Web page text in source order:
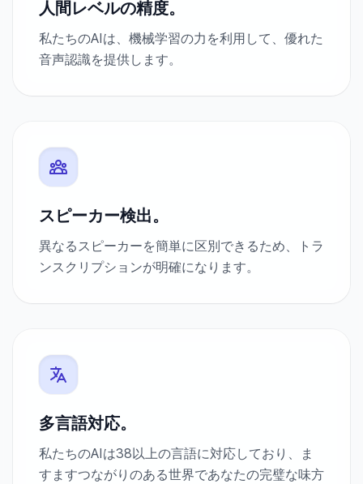
人間レベルの精度。
私たちのAIは、機械学習の力を利用して、優れた
音声認識を提供します。
スピーカー検出。
異なるスピーカーを簡単に区別できるため、トラ
ンスクリプションが明確になります。
多言語対応。
私たちのAIは38以上の言語に対応しており、ま
すますつながりのある世界であなたの完璧な味方